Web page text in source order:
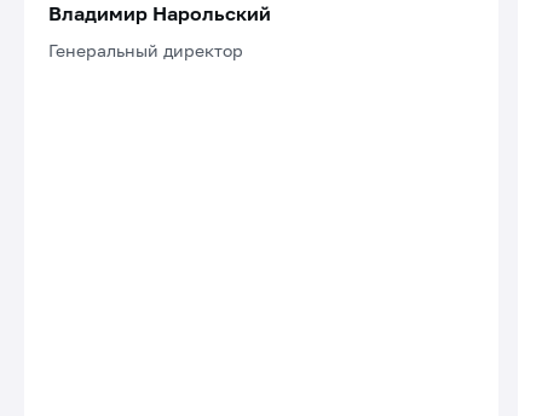
Владимир Нарольский
Генеральный директор